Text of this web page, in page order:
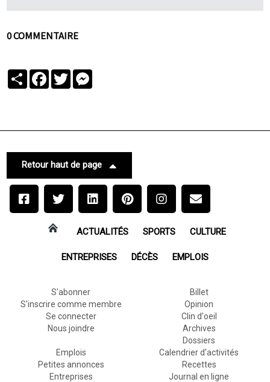
0 COMMENTAIRE
PartagerFacebook
Twitter
Retour haut de page
ACTUALITÉS SPORTS CULTURE
ENTREPRISES DÉCÈS EMPLOIS
S'abonner
S'inscrire comme membre
Se connecter
Nous joindre
Billet
Opinion
Clin d'oeil
Archives
Dossiers
Emplois
Petites annonces
Entreprises
Calendrier d'activités
Recettes
Journal en ligne